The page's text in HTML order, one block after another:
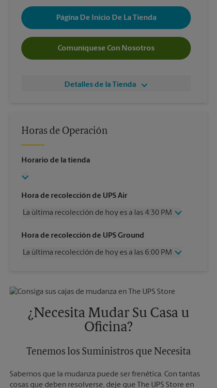
Página De Inicio De La Tienda
Comuníquese Con Nosotros
Detalles de la Tienda
Horas de Operación
Horario de la tienda
Hora de recolección de UPS Air
La última recolección de hoy es a las 4:30 PM
Miércoles
4:30 PM
Viernes
4:30 PM
Martes
Hora de recolección de UPS Ground
La última recolección de hoy es a las 6:00 PM
Viernes
6:00 PM
Domingo
Sin Recolección
6:00 PM
¿Necesita Mudar Su Casa u
Oficina?
Tenemos los Suministros que Necesita
Sabemos que la mudanza puede ser frenética. Con tantas
cosas que deben resolverse, deje que The UPS Store en